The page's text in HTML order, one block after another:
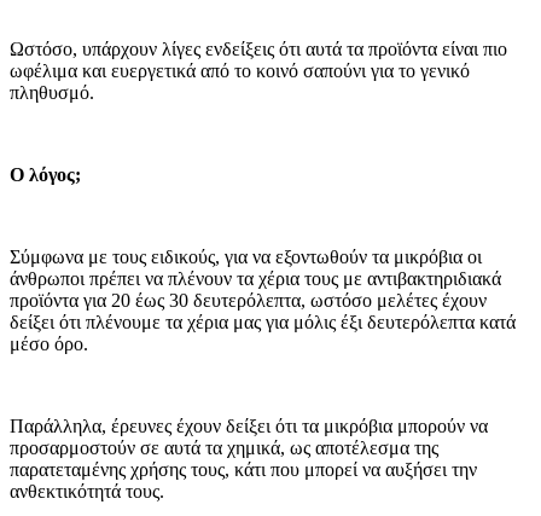
Ωστόσο, υπάρχουν λίγες ενδείξεις ότι αυτά τα προϊόντα είναι πιο
ωφέλιμα και ευεργετικά από το κοινό σαπούνι για το γενικό
πληθυσμό.
Ο λόγος;
Σύμφωνα με τους ειδικούς, για να εξοντωθούν τα μικρόβια οι
άνθρωποι πρέπει να πλένουν τα χέρια τους με αντιβακτηριδιακά
προϊόντα για 20 έως 30 δευτερόλεπτα, ωστόσο μελέτες έχουν
δείξει ότι πλένουμε τα χέρια μας για μόλις έξι δευτερόλεπτα κατά
μέσο όρο.
Παράλληλα, έρευνες έχουν δείξει ότι τα μικρόβια μπορούν να
προσαρμοστούν σε αυτά τα χημικά, ως αποτέλεσμα της
παρατεταμένης χρήσης τους, κάτι που μπορεί να αυξήσει την
ανθεκτικότητά τους.